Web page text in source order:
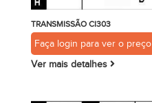
TRANSMISSÃO CI303
Faça login para ver o preço
Ver mais detalhes